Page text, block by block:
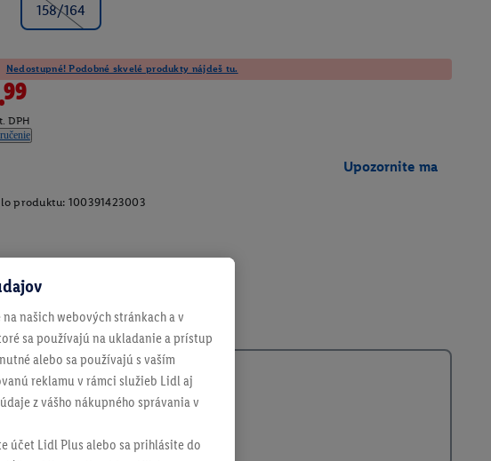
158/164
Nedostupné! Podobné skvelé produkty nájdeš tu.
DPH
Upozornite ma
produktu: 100391423003
našich webových stránkach a v
sa používajú na ukladanie a prístup
alebo sa používajú s vaším
reklamu v rámci služieb Lidl aj
z vášho nákupného správania v
účet Lidl Plus alebo sa prihlásite do